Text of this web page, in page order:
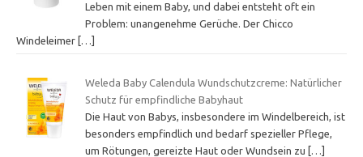
Leben mit einem Baby, und dabei entsteht oft ein
Problem: unangenehme Gerüche. Der Chicco
Windeleimer […]
Weleda Baby Calendula Wundschutzcreme: Natürlicher
Schutz für empfindliche Babyhaut
Die Haut von Babys, insbesondere im Windelbereich, ist
besonders empfindlich und bedarf spezieller Pflege,
um Rötungen, gereizte Haut oder Wundsein zu
[…]